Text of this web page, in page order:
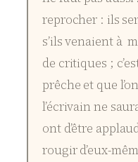
reprocher : ils
s’ils venaient à
de critiques ;
prêche et que
l’écrivain ne
ont d’être
rougir d’eux-